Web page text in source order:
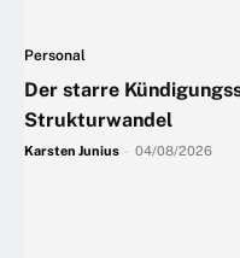
Personal
Der starre
Strukturwandel
Karsten Junius 04/08/2026